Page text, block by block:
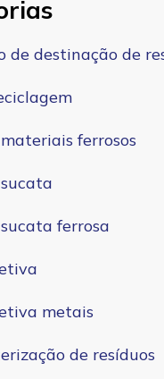
de destinação de
ferrosos
ferrosa
metais
de resíduos